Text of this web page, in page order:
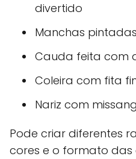
divertido
Manchas
Cauda feita com
Coleira com fita
Nariz com
Pode criar diferentes
cores e o formato das